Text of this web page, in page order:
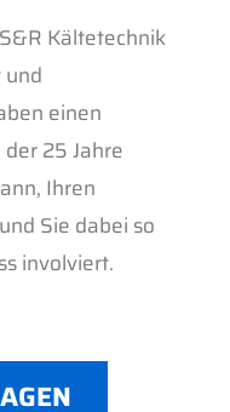
Kältetechnik
und
einen
25 Jahre
Ihren
Sie dabei so